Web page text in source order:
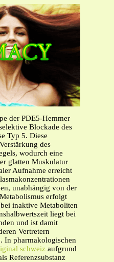
der PDE5-Hemmer
Blockade des
Typ 5. Diese
des
wodurch eine
glatten Muskulatur
Aufnahme erreicht
unabhängig von der
erfolgt
inaktive Metaboliten
liegt bei
und ist damit
Vertretern
In pharmakologischen
schweiz aufgrund
Referenzsubstanz